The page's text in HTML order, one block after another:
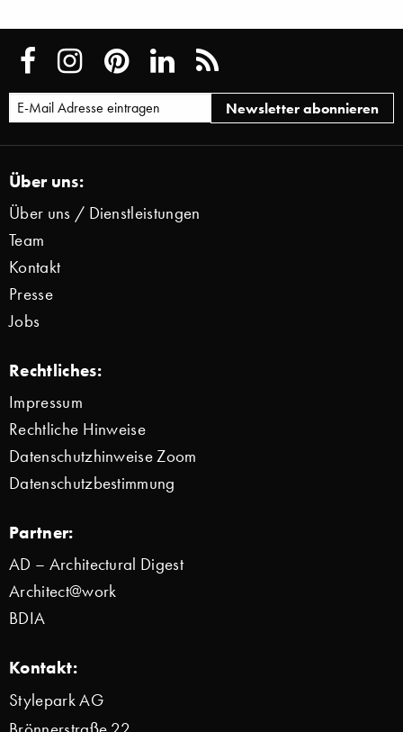
Über uns:
Über uns / Dienstleistungen
Team
Kontakt
Presse
Jobs
Rechtliches:
Impressum
Rechtliche Hinweise
Datenschutzhinweise Zoom
Datenschutzbestimmung
Partner:
AD – Architectural Digest
Architect@work
BDIA
Kontakt:
Stylepark AG